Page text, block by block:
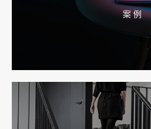
宁波网站建设报价怎么看？合同、
2026-08-04 17:55:09
案 例